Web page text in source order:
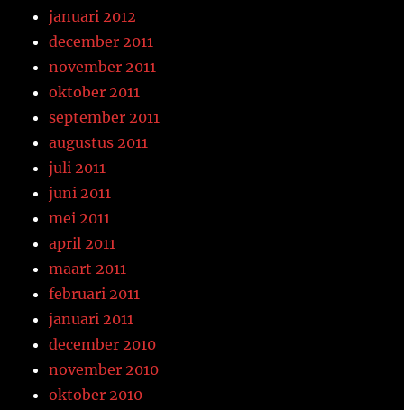
januari 2012
december 2011
november 2011
oktober 2011
september 2011
augustus 2011
juli 2011
juni 2011
mei 2011
april 2011
maart 2011
februari 2011
januari 2011
december 2010
november 2010
oktober 2010